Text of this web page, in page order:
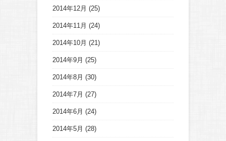
2014年12月 (25)
2014年11月 (24)
2014年10月 (21)
2014年9月 (25)
2014年8月 (30)
2014年7月 (27)
2014年6月 (24)
2014年5月 (28)